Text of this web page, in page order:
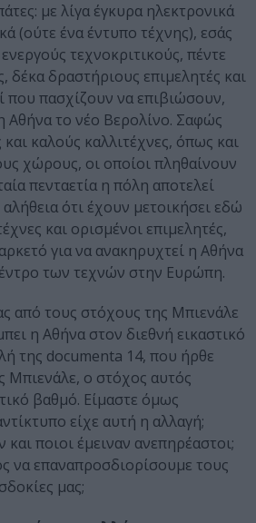
με λίγα έγκυρα ηλεκτρονικά
(ούτε ένα έντυπο τέχνης), εσάς
τεχνοκριτικούς, πέντε
δέκα δραστήριους επιμελητές και
που πασχίζουν να επιβιώσουν,
Αθήνα το νέο Βερολίνο. Σαφώς
καλούς καλλιτέχνες, όπως και
χώρους, οι οποίοι πληθαίνουν
πενταετία η πόλη αποτελεί
αλήθεια ότι έχουν μετοικήσει εδώ
και ορισμένοι επιμελητές,
για να ανακηρυχτεί η Αθήνα
των τεχνών στην Ευρώπη.
από τους στόχους της Μπιενάλε
η Αθήνα στον διεθνή εικαστικό
της documenta 14, που ήρθε
Μπιενάλε, ο στόχος αυτός
βαθμό. Είμαστε όμως
είχε αυτή η αλλαγή;
ποιοι έμειναν ανεπηρέαστοι;
να επαναπροσδιορίσουμε τους
μας;